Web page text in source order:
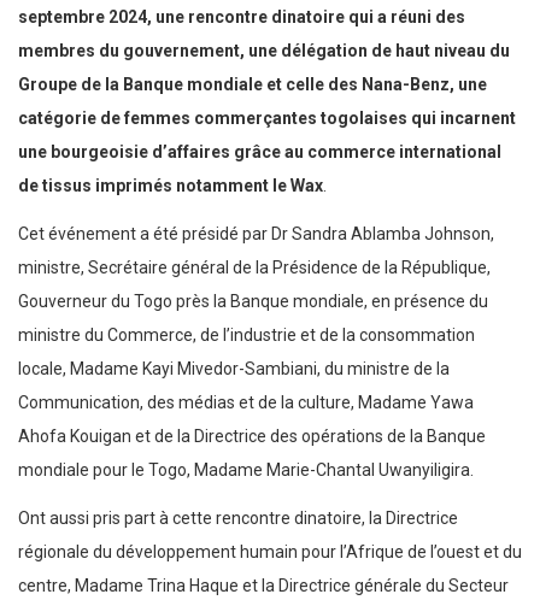
septembre 2024, une rencontre dinatoire qui a réuni des
membres du gouvernement, une délégation de haut niveau du
Groupe de la Banque mondiale et celle des Nana-Benz, une
catégorie de femmes commerçantes togolaises qui incarnent
une bourgeoisie d’affaires grâce au commerce international
de tissus imprimés notamment le Wax.
Cet événement a été présidé par Dr Sandra Ablamba Johnson,
ministre, Secrétaire général de la Présidence de la République,
Gouverneur du Togo près la Banque mondiale, en présence du
ministre du Commerce, de l’industrie et de la consommation
locale, Madame Kayi Mivedor-Sambiani, du ministre de la
Communication, des médias et de la culture, Madame Yawa
Ahofa Kouigan et de la Directrice des opérations de la Banque
mondiale pour le Togo, Madame Marie-Chantal Uwanyiligira.
Ont aussi pris part à cette rencontre dinatoire, la Directrice
régionale du développement humain pour l’Afrique de l’ouest et du
centre, Madame Trina Haque et la Directrice générale du Secteur